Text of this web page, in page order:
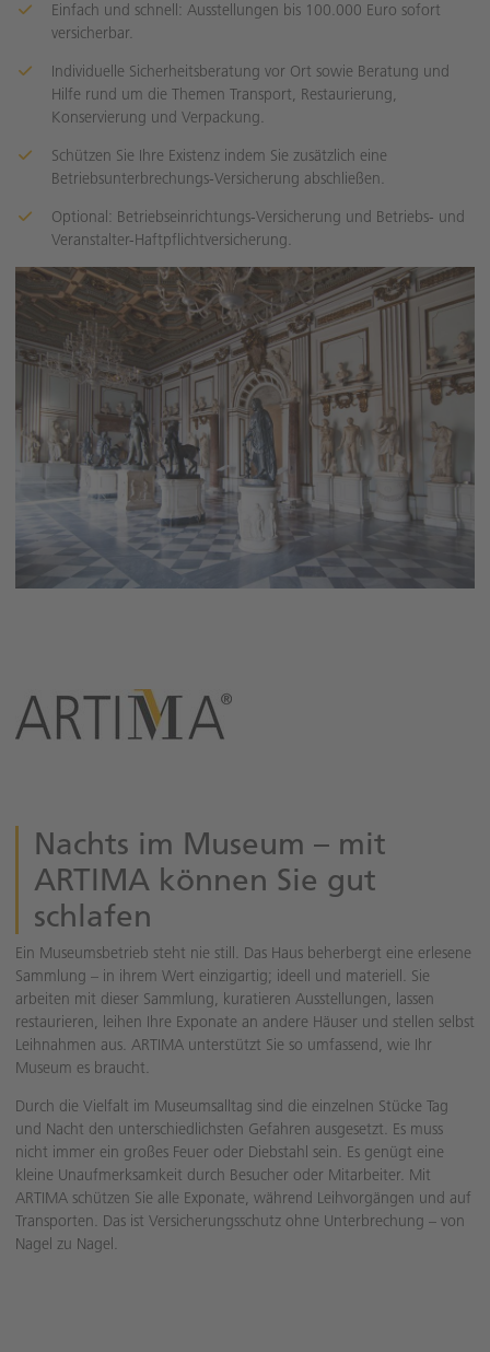
Einfach und schnell: Ausstellungen bis 100.000 Euro sofort
versicherbar.
Individuelle Sicherheitsberatung vor Ort sowie Beratung und
Hilfe rund um die Themen Transport, Restaurierung,
Konservierung und Verpackung.
Schützen Sie Ihre Existenz indem Sie zusätzlich eine
Betriebsunterbrechungs-Versicherung abschließen.
Optional: Betriebseinrichtungs-Versicherung und Betriebs- und
Veranstalter-Haftpflichtversicherung.
Nachts im Museum – mit
ARTIMA können Sie gut
schlafen
Ein Museumsbetrieb steht nie still. Das Haus beherbergt eine erlesene
Sammlung – in ihrem Wert einzigartig; ideell und materiell. Sie
arbeiten mit dieser Sammlung, kuratieren Ausstellungen, lassen
restaurieren, leihen Ihre Exponate an andere Häuser und stellen selbst
Leihnahmen aus. ARTIMA unterstützt Sie so umfassend, wie Ihr
Museum es braucht.
Durch die Vielfalt im Museumsalltag sind die einzelnen Stücke Tag
und Nacht den unterschiedlichsten Gefahren ausgesetzt. Es muss
nicht immer ein großes Feuer oder Diebstahl sein. Es genügt eine
kleine Unaufmerksamkeit durch Besucher oder Mitarbeiter. Mit
ARTIMA schützen Sie alle Exponate, während Leihvorgängen und auf
Transporten. Das ist Versicherungsschutz ohne Unterbrechung – von
Nagel zu Nagel.